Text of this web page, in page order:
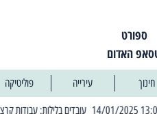
ספורט
האדום
חינוך עירייה פוליטיקה